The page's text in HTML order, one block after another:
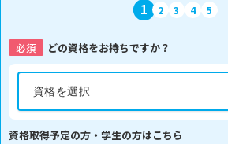
1 2 3 4 5
必須 どの資格をお持ちですか？
資格取得予定の方・学生の方はこちら